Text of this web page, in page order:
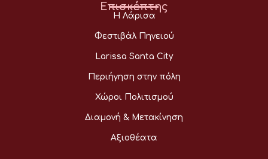
Επισκέπτης
Η Λάρισα
Φεστιβάλ Πηνειού
Larissa Santa City
Περιήγηση στην πόλη
Χώροι Πολιτισμού
Διαμονή & Μετακίνηση
Αξιοθέατα